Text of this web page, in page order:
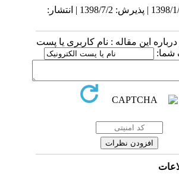
دریافت: 1398/1/14 | پذیرش: 1398/7/2 | انتشار:
این مقاله : نام کاربری یا پست
شما: